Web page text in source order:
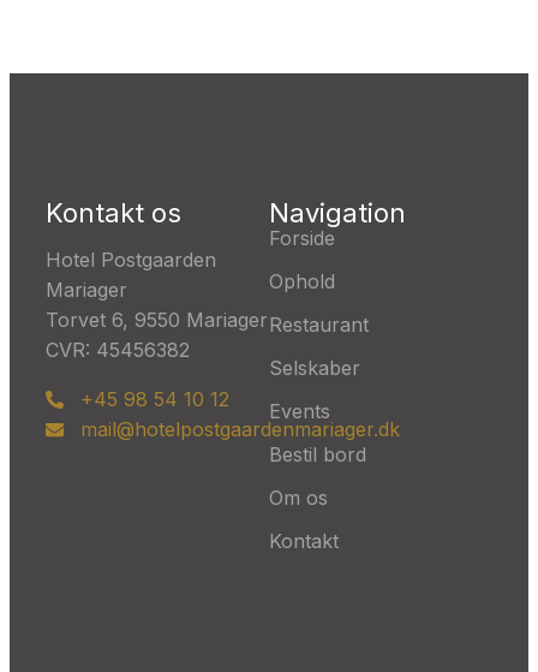
Navigation
Forside
Ophold
Restaurant
Selskaber
Events
Bestil bord
Om os
Kontakt
Kontakt os
Hotel Postgaarden
Mariager
Torvet 6, 9550 Mariager
CVR: 45456382
+45 98 54 10 12
mail@hotelpostgaardenmariager.dk